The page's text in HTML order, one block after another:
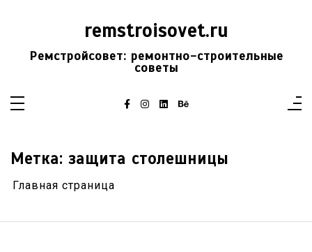
remstroisovet.ru
Ремстройсовет: ремонтно-строительные
советы
Метка: защита столешницы
Главная страница